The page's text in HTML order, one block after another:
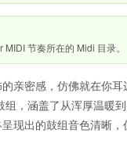
节奏所在的 Midi 目录。
密感，仿佛就在你
，涵盖了从浑厚温暖
出的鼓组音色清晰，